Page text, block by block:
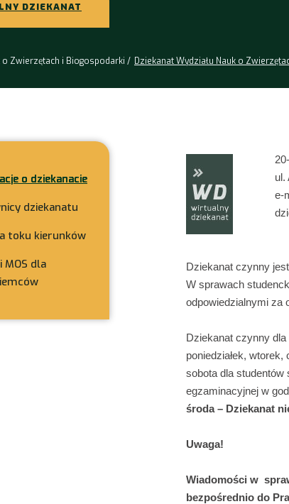
DZIEKANAT
o Zwierzętach i Biogospodarki Dziekanat Wydziału Nauk o
o dziekanacie
dziekanatu
toku kierunków
MOS dla
ul.
e-
Dziekanat czynny
W sprawach
odpowiedzialnymi za
Dziekanat czynny dla
poniedziałek,
sobota dla
egzaminacyjnej w
środa – Dziekanat
Uwaga!
Wiadomości w
bezpośrednio do